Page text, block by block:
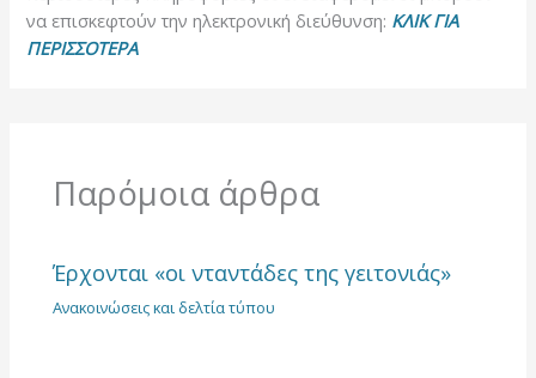
να επισκεφτούν την ηλεκτρονική διεύθυνση: ΚΛΙΚ ΓΙΑ
ΠΕΡΙΣΣΟΤΕΡΑ
Παρόμοια άρθρα
Έρχονται «οι νταντάδες της γειτονιάς»
Ανακοινώσεις και δελτία τύπου